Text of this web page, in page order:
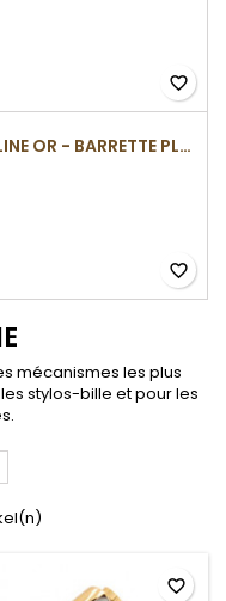
favorite_border
STYLO SLIMLINE OR - BARRETTE PLATE
favorite_border
mécanismes les plus
stylos-bille et pour les
favorite_border